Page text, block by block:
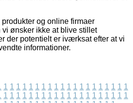
og online firmaer
ønsker ikke at blive stillet
der potentielt er iværksat efter at vi
informationer.
1 1 1 1 1 1 1 1 1 1 1 1 1 1 1 1 1 1 1 1
1 1 1 1 1 1 1 1 1 1 1 1 1 1 1 1 1 1 1 1